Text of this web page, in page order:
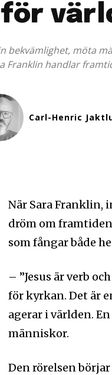
bekvämlighet, möta
Franklin handlar
Carl-Henric
När Sara Franklin,
dröm om
som fångar både
– ”Jesus är verb
för kyrkan. Det är
agerar i världen.
människor.
Den rörelsen